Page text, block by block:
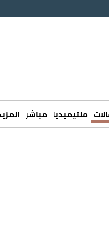
ملتيميديا مباشر